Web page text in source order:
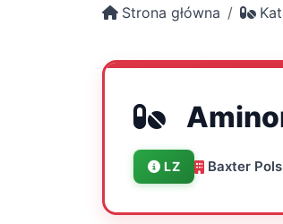
Strona główna
LZ Baxter